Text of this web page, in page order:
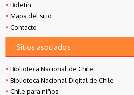
Boletín
Mapa del sitio
Contacto
Sitios asociados
Biblioteca Nacional de Chile
Biblioteca Nacional Digital de Chile
Chile para niños